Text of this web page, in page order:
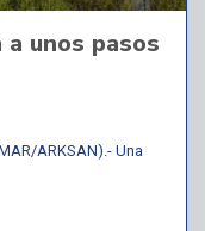
unos pasos
ARKSAN).- Una